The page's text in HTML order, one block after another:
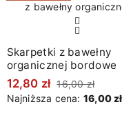
Skarpetki z bawełny
organicznej bordowe
12,80 zł 16,00 zł
Najniższa cena: 16,00 zł